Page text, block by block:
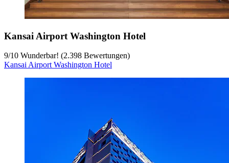
Kansai Airport Washington Hotel
9/10 Wunderbar! (2.398 Bewertungen)
Kansai Airport Washington Hotel